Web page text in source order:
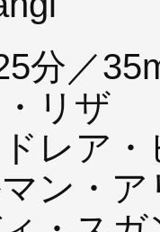
分／
リザ
レア
マン・